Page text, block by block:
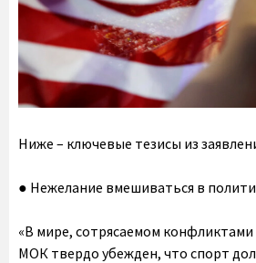
Ниже – ключевые тезисы из
● Нежелание вмешиваться в
«В мире, сотрясаемом конфликтами
МОК твердо убежден, что спорт